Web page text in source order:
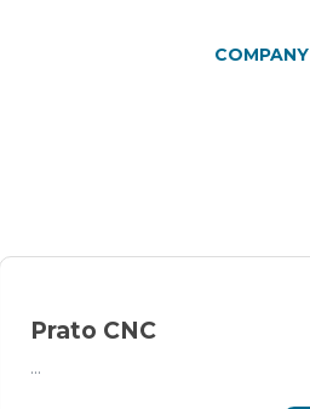
COMPANY
Prato CNC
...